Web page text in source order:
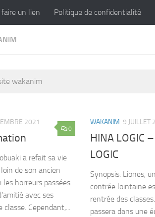
faire un lien Politique de confidentialité
wakanim
0
2021
a refait sa vie
de son ancien
horreurs passées
avec ses
classe. Cependant,...
WAKANIM 9 JUILLET
HINA LOGIC
LOGIC
Synopsis: Liones,
contrée lointaine
rentrée des
passera dans une